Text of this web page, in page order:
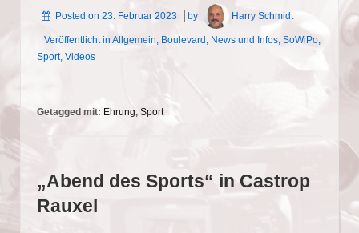
Posted on 23. Februar 2023 by Harry Schmidt
Veröffentlicht in Allgemein, Boulevard, News und Infos, SoWiPo,
Sport, Videos
Getagged mit: Ehrung, Sport
„Abend des Sports“ in Castrop
Rauxel